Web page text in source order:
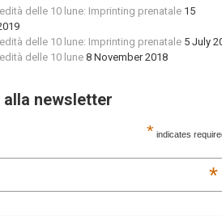
delle 10 lune: Imprinting prenatale 15
delle 10 lune: Imprinting prenatale 5 July
delle 10 lune 8 November 2018
alla newsletter
* indicates
*